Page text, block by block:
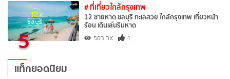
5
# ที่เที่ยวใกล้กรุงเทพ
12 ชายหาด ชลบุรี ทะเลสวย ใกล้กรุงเทพ เที่ยวหน้า
ร้อน เดินเล่นริมหาด
503.3K 1
แท็กยอดนิยม